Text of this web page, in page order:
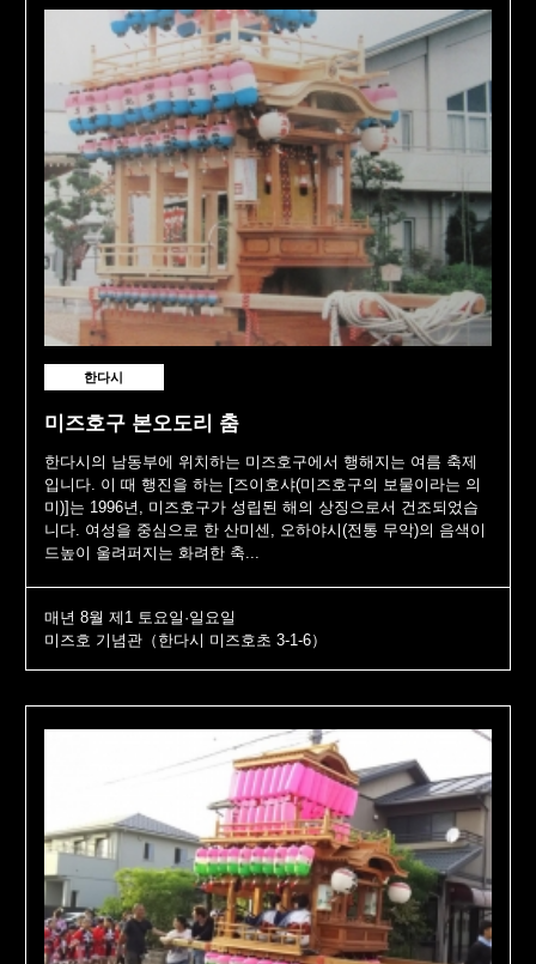
한다시
미즈호구 본오도리 춤
한다시의 남동부에 위치하는 미즈호구에서 행해지는 여름 축제
입니다. 이 때 행진을 하는 [즈이호샤(미즈호구의 보물이라는 의
미)]는 1996년, 미즈호구가 성립된 해의 상징으로서 건조되었습
니다. 여성을 중심으로 한 산미센, 오하야시(전통 무악)의 음색이
드높이 울려퍼지는 화려한 축...
매년 8월 제1 토요일·일요일
미즈호 기념관（한다시 미즈호초 3-1-6）